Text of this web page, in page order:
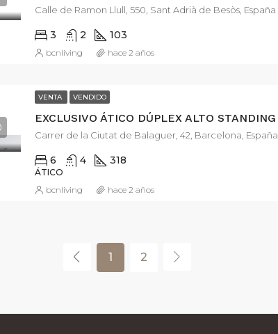
Calle de Ramon Llull, 550, Sant Adrià de Besòs, España
3 2 103
bcnliving hace 2 años
VENTA VENDIDO
EXCLUSIVO ÁTICO DÚPLEX ALTO STANDING
Carrer de la Ciutat de Balaguer, 42, Barcelona, España
6 4 318
ÁTICO
bcnliving hace 2 años
1 2